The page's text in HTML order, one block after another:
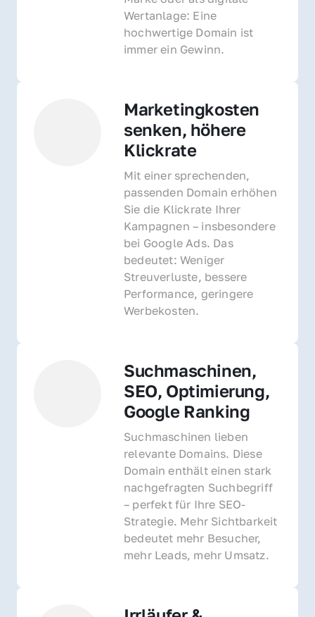
Wertanlage: Eine
hochwertige Domain ist
immer ein Gewinn.
Marketingkosten
senken, höhere
Klickrate
Mit einer sprechenden,
passenden Domain erhöhen
Sie die Klickrate Ihrer
Kampagnen – insbesondere
bei Google Ads. Das
bedeutet: Weniger
Streuverluste, bessere
Performance, geringere
Werbekosten.
Suchmaschinen,
SEO, Optimierung,
Google Ranking
Suchmaschinen lieben
relevante Domains. Diese
Domain enthält einen stark
nachgefragten Suchbegriff
– perfekt für Ihre SEO-
Strategie. Mehr Sichtbarkeit
bedeutet mehr Besucher,
mehr Leads, mehr Umsatz.